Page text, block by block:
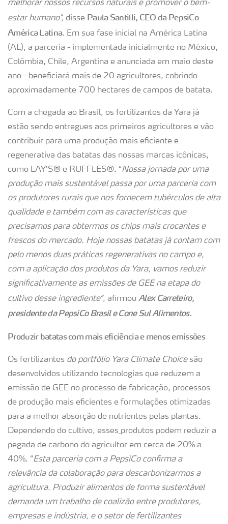
melhorar nossos recursos naturais e promover o bem-
estar humano", disse Paula Santilli, CEO da PepsiCo
América Latina. Em sua fase inicial na América Latina
(AL), a parceria - implementada inicialmente no México,
Colômbia, Chile, Argentina e anunciada em maio deste
ano - beneficiará mais de 20 agricultores, cobrindo
aproximadamente 700 hectares de campos de batata.
Com a chegada ao Brasil, os fertilizantes da Yara já
estão sendo entregues aos primeiros agricultores e vão
contribuir para uma produção mais eficiente e
regenerativa das batatas das nossas marcas icônicas,
como LAY’S® e RUFFLES®. “Nossa jornada por uma
produção mais sustentável passa por uma parceria com
os produtores rurais que nos fornecem tubérculos de alta
qualidade e também com as características que
precisamos para obtermos os chips mais crocantes e
frescos do mercado. Hoje nossas batatas já contam com
pelo menos duas práticas regenerativas no campo e,
com a aplicação dos produtos da Yara, vamos reduzir
significativamente as emissões de GEE na etapa do
cultivo desse ingrediente”, afirmou Alex Carreteiro,
presidente da PepsiCo Brasil e Cone Sul Alimentos.
Produzir batatas com mais eficiência e menos emissões
Os fertilizantes do portfólio Yara Climate Choicesão
desenvolvidos utilizando tecnologias que reduzem a
emissão de GEE no processo de fabricação, processos
de produção mais eficientes e formulações otimizadas
para a melhor absorção de nutrientes pelas plantas.
Dependendo do cultivo, esses produtos podem reduzir a
pegada de carbono do agricultor em cerca de 20% a
40%. “Esta parceria com a PepsiCo confirma a
relevância da colaboração para descarbonizarmos a
agricultura. Produzir alimentos de forma sustentável
demanda um trabalho de coalizão entre produtores,
empresas e indústria, e o setor de fertilizantes